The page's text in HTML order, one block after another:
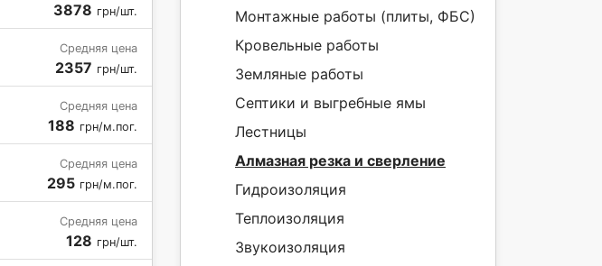
3878 грн/шт.
Средняя цена
2357 грн/шт.
Средняя цена
188 грн/м.пог.
Средняя цена
295 грн/м.пог.
Средняя цена
128 грн/шт.
Монтажные работы (плиты, ФБС)
Кровельные работы
Земляные работы
Септики и выгребные ямы
Лестницы
Алмазная резка и сверление
Гидроизоляция
Теплоизоляция
Звукоизоляция